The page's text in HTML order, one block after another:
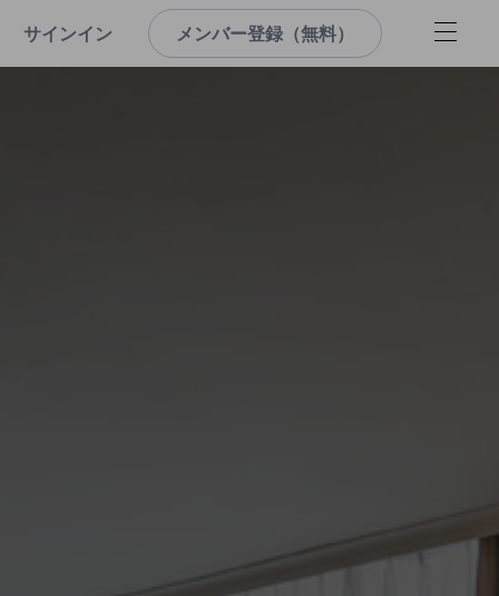
サインイン メンバー登録（無料）